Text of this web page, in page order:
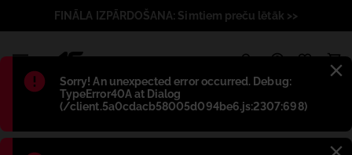
Błąd:
Sorry! An unexpected error occurred. Debug:
TypeError40A at Dialog
(/client.5a0cdacb58005d094be6.js:2307:698)
FINĀLA IZPĀRDOŠANA: Simtiem preču lētāk >>